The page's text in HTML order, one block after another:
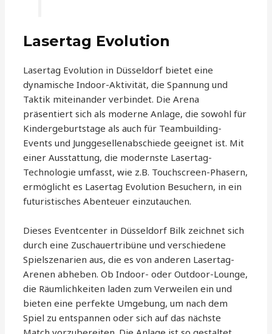
Lasertag Evolution
Lasertag Evolution in Düsseldorf bietet eine
dynamische Indoor-Aktivität, die Spannung und
Taktik miteinander verbindet. Die Arena
präsentiert sich als moderne Anlage, die sowohl für
Kindergeburtstage als auch für Teambuilding-
Events und Junggesellenabschiede geeignet ist. Mit
einer Ausstattung, die modernste Lasertag-
Technologie umfasst, wie z.B. Touchscreen-Phasern,
ermöglicht es Lasertag Evolution Besuchern, in ein
futuristisches Abenteuer einzutauchen.
Dieses Eventcenter in Düsseldorf Bilk zeichnet sich
durch eine Zuschauertribüne und verschiedene
Spielszenarien aus, die es von anderen Lasertag-
Arenen abheben. Ob Indoor- oder Outdoor-Lounge,
die Räumlichkeiten laden zum Verweilen ein und
bieten eine perfekte Umgebung, um nach dem
Spiel zu entspannen oder sich auf das nächste